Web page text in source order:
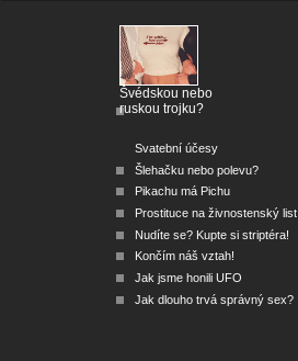
Švédskou nebo
ruskou trojku?
Svatební účesy
Šlehačku nebo polevu?
Pikachu má Pichu
Prostituce na živnostenský list
Nudíte se? Kupte si striptéra!
Končím náš vztah!
Jak jsme honili UFO
Jak dlouho trvá správný sex?